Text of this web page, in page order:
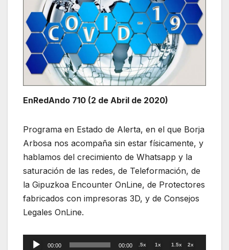
EnRedAndo 710 (2 de Abril de 2020)
Programa en Estado de Alerta, en el que Borja
Arbosa nos acompaña sin estar físicamente, y
hablamos del crecimiento de Whatsapp y la
saturación de las redes, de Teleformación, de
la Gipuzkoa Encounter OnLine, de Protectores
fabricados con impresoras 3D, y de Consejos
Legales OnLine.
Reproductor
00:00 00:00 .5x 1x 1.5x 2x